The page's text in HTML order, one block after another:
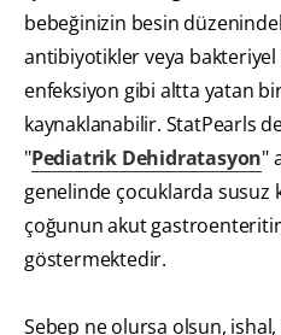
bebeğinizin besin
antibiyotikler veya
enfeksiyon gibi altta yatan
kaynaklanabilir. StatPearls
"Pediatrik Dehidratasyon"
genelinde çocuklarda susuz
çoğunun akut
göstermektedir.
Sebep ne olursa olsun, ishal,